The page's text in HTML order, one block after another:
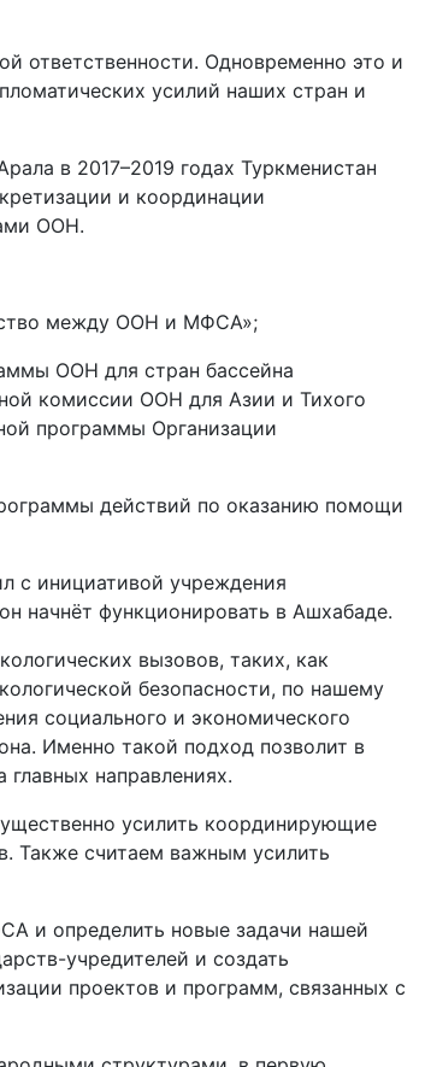
ответственности. Одновременно это и
усилий наших стран и
в 2017–2019 годах Туркменистан
и координации
ООН.
между ООН и МФСА»;
ООН для стран бассейна
комиссии ООН для Азии и Тихого
программы Организации
действий по оказанию помощи
с инициативой учреждения
начнёт функционировать в Ашхабаде.
вызовов, таких, как
безопасности, по нашему
социального и экономического
Именно такой подход позволит в
направлениях.
усилить координирующие
Также считаем важным усилить
и определить новые задачи нашей
учредителей и создать
проектов и программ, связанных с